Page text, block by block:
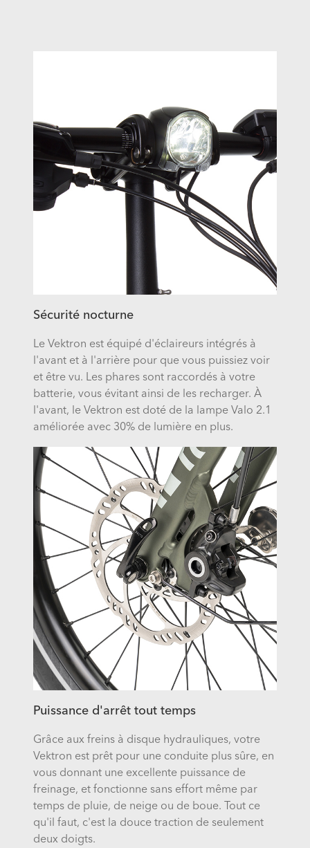
Sécurité nocturne
Le Vektron est équipé d'éclaireurs intégrés à
l'avant et à l'arrière pour que vous puissiez voir
et être vu. Les phares sont raccordés à votre
batterie, vous évitant ainsi de les recharger. À
l'avant, le Vektron est doté de la lampe Valo 2.1
améliorée avec 30% de lumière en plus.
Puissance d'arrêt tout temps
Grâce aux freins à disque hydrauliques, votre
Vektron est prêt pour une conduite plus sûre, en
vous donnant une excellente puissance de
freinage, et fonctionne sans effort même par
temps de pluie, de neige ou de boue. Tout ce
qu'il faut, c'est la douce traction de seulement
deux doigts.